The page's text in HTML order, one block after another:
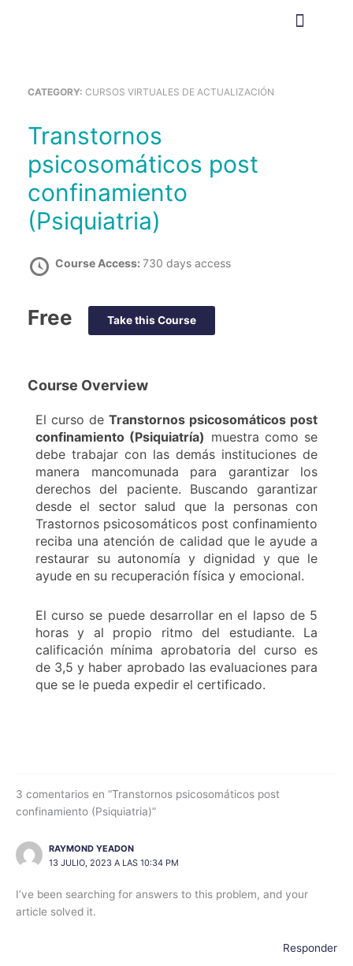
CATEGORY: CURSOS VIRTUALES DE ACTUALIZACIÓN
Transtornos
psicosomáticos post
confinamiento
(Psiquiatria)
Course Access: 730 days access
Free Take this Course
Course Overview
El curso de Transtornos psicosomáticos post
confinamiento (Psiquiatría) muestra como se
debe trabajar con las demás instituciones de
manera mancomunada para garantizar los
derechos del paciente. Buscando garantizar
desde el sector salud que la personas con
Trastornos psicosomáticos post confinamiento
reciba una atención de calidad que le ayude a
restaurar su autonomía y dignidad y que le
ayude en su recuperación física y emocional.
El curso se puede desarrollar en el lapso de 5
horas y al propio ritmo del estudiante. La
calificación mínima aprobatoria del curso es
de 3,5 y haber aprobado las evaluaciones para
que se le pueda expedir el certificado.
3 comentarios en “Transtornos psicosomáticos post
confinamiento (Psiquiatria)”
RAYMOND YEADON
13 JULIO, 2023 A LAS 10:34 PM
I’ve been searching for answers to this problem, and your
article solved it.
Responder